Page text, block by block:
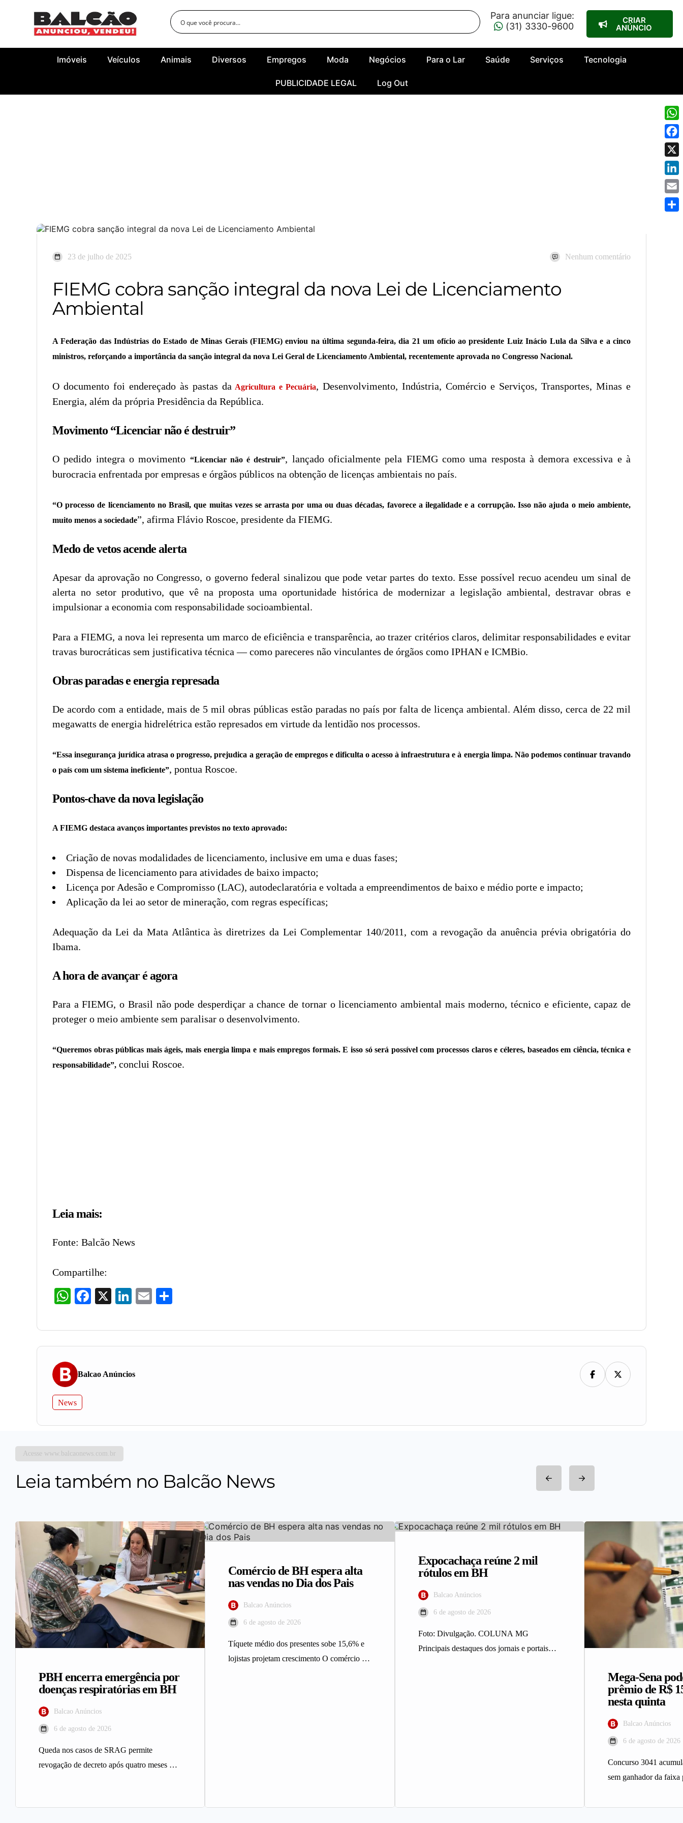
Para anunciar ligue:
(31) 3330-9600
CRIAR
ANÚNCIO
Imóveis Veículos Animais Diversos Empregos Moda Negócios Para o Lar Saúde Serviços Tecnologia
PUBLICIDADE LEGAL Log Out
23 de julho de 2025 Nenhum comentário
FIEMG cobra sanção integral da nova Lei de Licenciamento
Ambiental
A Federação das Indústrias do Estado de Minas Gerais (FIEMG) enviou na última segunda-feira, dia 21 um ofício ao presidente Luiz Inácio Lula da Silva e a cinco
ministros, reforçando a importância da sanção integral da nova Lei Geral de Licenciamento Ambiental, recentemente aprovada no Congresso Nacional.
O documento foi endereçado às pastas da Agricultura e Pecuária, Desenvolvimento, Indústria, Comércio e Serviços, Transportes, Minas e
Energia, além da própria Presidência da República.
Movimento “Licenciar não é destruir”
O pedido integra o movimento “Licenciar não é destruir”, lançado oficialmente pela FIEMG como uma resposta à demora excessiva e à
burocracia enfrentada por empresas e órgãos públicos na obtenção de licenças ambientais no país.
“O processo de licenciamento no Brasil, que muitas vezes se arrasta por uma ou duas décadas, favorece a ilegalidade e a corrupção. Isso não ajuda o meio ambiente,
muito menos a sociedade”, afirma Flávio Roscoe, presidente da FIEMG.
Medo de vetos acende alerta
Apesar da aprovação no Congresso, o governo federal sinalizou que pode vetar partes do texto. Esse possível recuo acendeu um sinal de
alerta no setor produtivo, que vê na proposta uma oportunidade histórica de modernizar a legislação ambiental, destravar obras e
impulsionar a economia com responsabilidade socioambiental.
Para a FIEMG, a nova lei representa um marco de eficiência e transparência, ao trazer critérios claros, delimitar responsabilidades e evitar
travas burocráticas sem justificativa técnica — como pareceres não vinculantes de órgãos como IPHAN e ICMBio.
Obras paradas e energia represada
De acordo com a entidade, mais de 5 mil obras públicas estão paradas no país por falta de licença ambiental. Além disso, cerca de 22 mil
megawatts de energia hidrelétrica estão represados em virtude da lentidão nos processos.
“Essa insegurança jurídica atrasa o progresso, prejudica a geração de empregos e dificulta o acesso à infraestrutura e à energia limpa. Não podemos continuar travando
o país com um sistema ineficiente”, pontua Roscoe.
Pontos-chave da nova legislação
A FIEMG destaca avanços importantes previstos no texto aprovado:
Criação de novas modalidades de licenciamento, inclusive em uma e duas fases;
Dispensa de licenciamento para atividades de baixo impacto;
Licença por Adesão e Compromisso (LAC), autodeclaratória e voltada a empreendimentos de baixo e médio porte e impacto;
Aplicação da lei ao setor de mineração, com regras específicas;
Adequação da Lei da Mata Atlântica às diretrizes da Lei Complementar 140/2011, com a revogação da anuência prévia obrigatória do
Ibama.
A hora de avançar é agora
Para a FIEMG, o Brasil não pode desperdiçar a chance de tornar o licenciamento ambiental mais moderno, técnico e eficiente, capaz de
proteger o meio ambiente sem paralisar o desenvolvimento.
“Queremos obras públicas mais ágeis, mais energia limpa e mais empregos formais. E isso só será possível com processos claros e céleres, baseados em ciência, técnica e
responsabilidade”, conclui Roscoe.
Leia mais:
Fonte: Balcão News
Compartilhe:
WhatsAppFacebook LinkedInEmail
Balcao Anúncios
News
Acesse www.balcaonews.com.br
Leia também no Balcão News
PBH encerra emergência por
doenças respiratórias em BH
Balcao Anúncios
6 de agosto de 2026
Queda nos casos de SRAG permite
revogação de decreto após quatro meses A
Comércio de BH espera alta
nas vendas no Dia dos Pais
Balcao Anúncios
6 de agosto de 2026
Tíquete médio dos presentes sobe 15,6% e
lojistas projetam crescimento O comércio de
Expocachaça reúne 2 mil
rótulos em BH
Balcao Anúncios
6 de agosto de 2026
Foto: Divulgação. COLUNA MG
Principais destaques dos jornais e portais
Mega-Sena
prêmio de R$
nesta quinta
Balcao Anúncios
6 de agosto de 2026
Concurso 3041
sem ganhador da
X